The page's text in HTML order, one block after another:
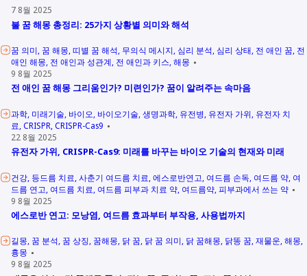
7 8월 2025
불 꿈 해몽 총정리: 25가지 상황별 의미와 해석
꿈 의미 꿈 해몽 띠별 꿈 해석 무의식 메시지 심리 분석 심리 상태 전 애인 꿈 전
애인 해몽 전 애인과 성관계 전 애인과 키스 해몽
9 8월 2025
전 애인 꿈 해몽 그리움인가? 미련인가? 꿈이 알려주는 속마음
과학 미래기술 바이오 바이오기술 생명과학 유전병 유전자 가위 유전자 치
료 CRISPR CRISPR-Cas9
22 8월 2025
유전자 가위, CRISPR-Cas9: 미래를 바꾸는 바이오 기술의 현재와 미래
건강 등드름 치료 사춘기 여드름 치료 에스로반연고 여드름 손독 여드름 약 여
드름 연고 여드름 치료 여드름 피부과 치료 약 여드름약 피부과에서 쓰는 약
9 8월 2025
에스로반 연고: 모낭염, 여드름 효과부터 부작용, 사용법까지
길몽 꿈 분석 꿈 상징 꿈해몽 닭 꿈 닭 꿈 의미 닭 꿈해몽 닭똥 꿈 재물운 해몽
흉몽
9 8월 2025